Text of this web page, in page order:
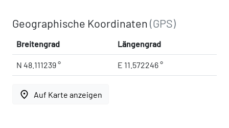
Geographische Koordinaten(GPS)
Breitengrad Längengrad
N 48.111239 ° E 11.572246 °
place Auf Karte anzeigen